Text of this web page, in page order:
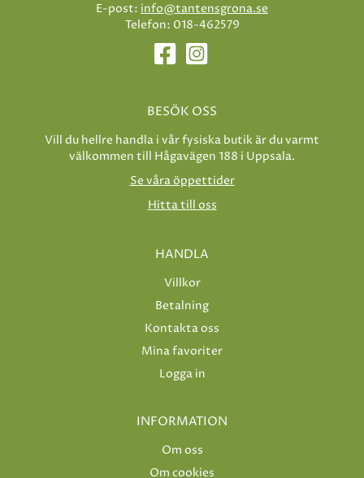
E-post: info@tantensgrona.se
Telefon: 018-462579
BESÖK OSS
Vill du hellre handla i vår fysiska butik är du varmt
välkommen till Hågavägen 188 i Uppsala.
Se våra öppettider
Hitta till oss
HANDLA
Villkor
Betalning
Kontakta oss
Mina favoriter
Logga in
INFORMATION
Om oss
Om cookies